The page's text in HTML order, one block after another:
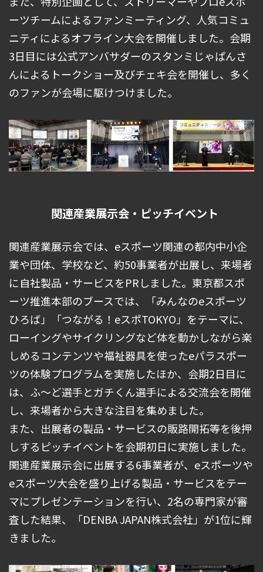
ーツチームによるファンミーティング、人気コミュ
ニティによるオフライン大会を開催しました。会期
3日目には公式アンバサダーのスタンミじゃぱんさ
んによるトークショー及びチェキ会を開催し、多く
のファンが会場に駆けつけました。
関連産業展示会・ピッチイベント
関連産業展示会では、eスポーツ関連の都内中小企
業や団体、学校など、約50事業者が出展し、来場者
に自社製品・サービスをPRしました。東京都スポ
ーツ推進本部のブースでは、「みんなのeスポーツ
ひろば」「つながる！eスポTOKYO」をテーマに、
ローイングやサイクリングなど体を動かしながら楽
しめるコンテンツや福祉器具を使ったeパラスポー
ツの体験プログラムを実施したほか、会期2日目に
は、ふ～ど選手とガチくん選手による交流会を開催
し、来場者から大きな注目を集めました。
また、出展者の製品・サービスの販路開拓等を後押
しするピッチイベントを会期初日に実施しました。
関連産業展示会に出展する6事業者が、eスポーツや
eスポーツ大会を盛り上げる製品・サービスをテー
マにプレゼンテーションを行い、2名の専門家が審
査した結果、「DENBA JAPAN株式会社」が1位に輝
きました。